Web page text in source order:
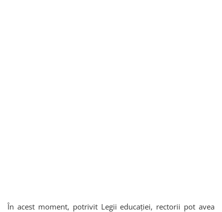
În acest moment, potrivit Legii educației, rectorii pot avea